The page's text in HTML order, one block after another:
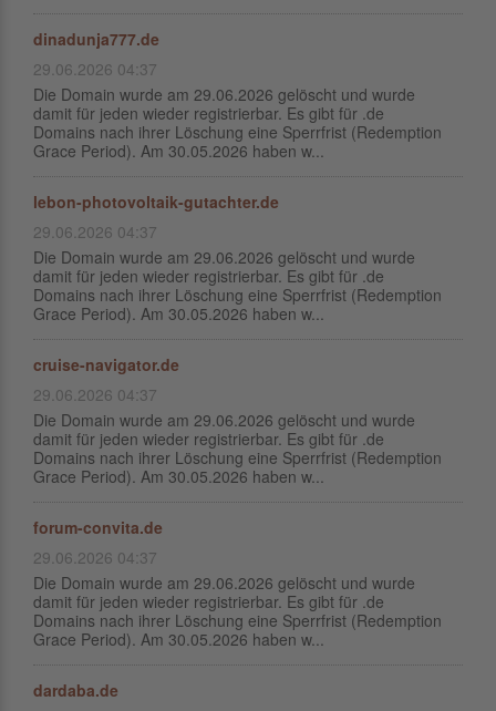
dinadunja777.de
29.06.2026 04:37
Die Domain wurde am 29.06.2026 gelöscht und wurde
damit für jeden wieder registrierbar. Es gibt für .de
Domains nach ihrer Löschung eine Sperrfrist (Redemption
Grace Period). Am 30.05.2026 haben w...
lebon-photovoltaik-gutachter.de
29.06.2026 04:37
Die Domain wurde am 29.06.2026 gelöscht und wurde
damit für jeden wieder registrierbar. Es gibt für .de
Domains nach ihrer Löschung eine Sperrfrist (Redemption
Grace Period). Am 30.05.2026 haben w...
cruise-navigator.de
29.06.2026 04:37
Die Domain wurde am 29.06.2026 gelöscht und wurde
damit für jeden wieder registrierbar. Es gibt für .de
Domains nach ihrer Löschung eine Sperrfrist (Redemption
Grace Period). Am 30.05.2026 haben w...
forum-convita.de
29.06.2026 04:37
Die Domain wurde am 29.06.2026 gelöscht und wurde
damit für jeden wieder registrierbar. Es gibt für .de
Domains nach ihrer Löschung eine Sperrfrist (Redemption
Grace Period). Am 30.05.2026 haben w...
dardaba.de